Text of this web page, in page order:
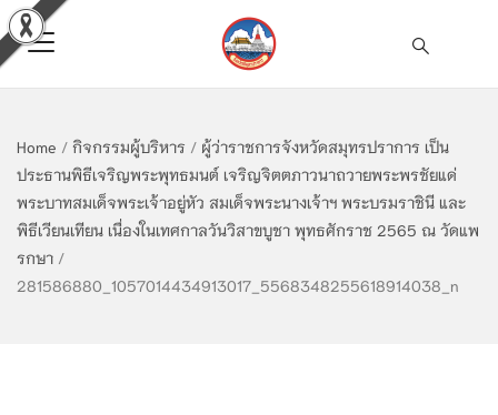
Home / กิจกรรมผู้บริหาร / ผู้ว่าราชการจังหวัดสมุทรปราการ เป็น
ประธานพิธีเจริญพระพุทธมนต์ เจริญจิตตภาวนาถวายพระพรชัยแด่
พระบาทสมเด็จพระเจ้าอยู่หัว สมเด็จพระนางเจ้าฯ พระบรมราชินี และ
พิธีเวียนเทียน เนื่องในเทศกาลวันวิสาขบูชา พุทธศักราช 2565 ณ วัดแพ
รกษา /
281586880_1057014434913017_5568348255618914038_n